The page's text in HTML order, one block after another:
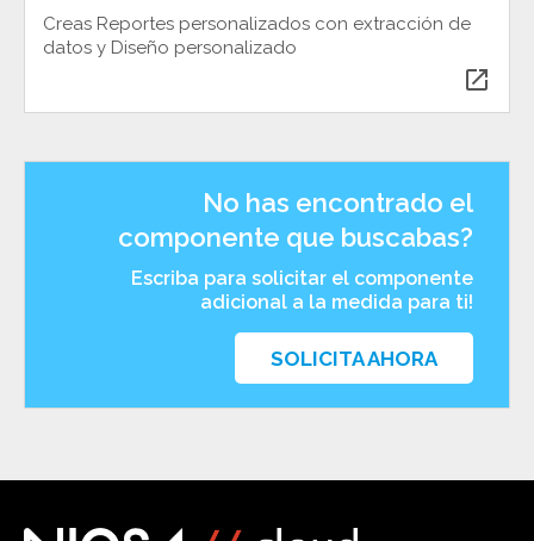
Creas Reportes personalizados con extracción de
datos y Diseño personalizado
open_in_new
No has encontrado el
componente que buscabas?
Escriba para solicitar el componente
adicional a la medida para ti!
SOLICITA AHORA